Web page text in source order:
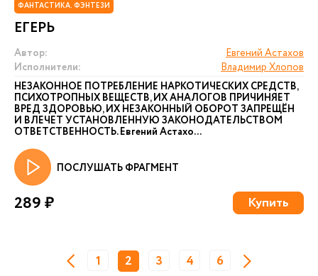
ФАНТАСТИКА. ФЭНТЕЗИ
ЕГЕРЬ
Автор:
Евгений Астахов
Исполнители:
Владимир Хлопов
НЕЗАКОННОЕ ПОТРЕБЛЕНИЕ НАРКОТИЧЕСКИХ СРЕДСТВ,
ПСИХОТРОПНЫХ ВЕЩЕСТВ, ИХ АНАЛОГОВ ПРИЧИНЯЕТ
ВРЕД ЗДОРОВЬЮ, ИХ НЕЗАКОННЫЙ ОБОРОТ ЗАПРЕЩЁН
И ВЛЕЧЕТ УСТАНОВЛЕННУЮ ЗАКОНОДАТЕЛЬСТВОМ
ОТВЕТСТВЕННОСТЬ. Евгений Астахо...
ПОСЛУШАТЬ ФРАГМЕНТ
289 ₽ Купить
1 2 3 4 6